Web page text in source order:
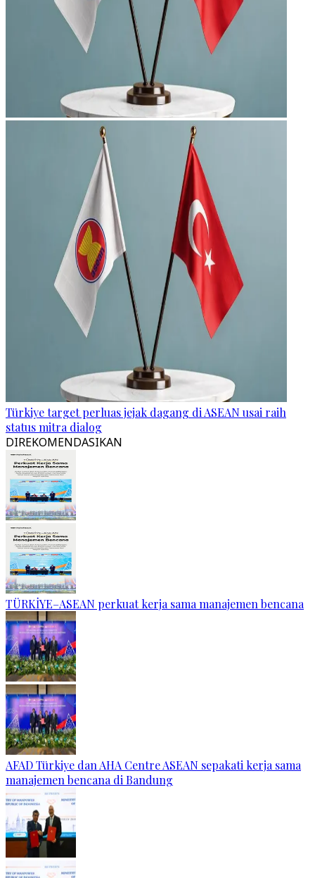
Türkiye target perluas jejak dagang di ASEAN usai raih
status mitra dialog
DIREKOMENDASIKAN
TÜRKİYE–ASEAN perkuat kerja sama manajemen bencana
AFAD Türkiye dan AHA Centre ASEAN sepakati kerja sama
manajemen bencana di Bandung